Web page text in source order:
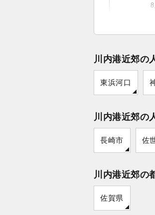
川内港近郊の
東浜河口
川内港近郊の
長崎市 佐
川内港近郊の
佐賀県